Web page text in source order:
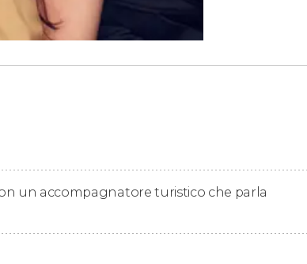
quattro bar avrete unoshot inclusoeuna
persone e balleremo a ritmo di musica come
indimenticabile!
un accompagnatore turistico che parla